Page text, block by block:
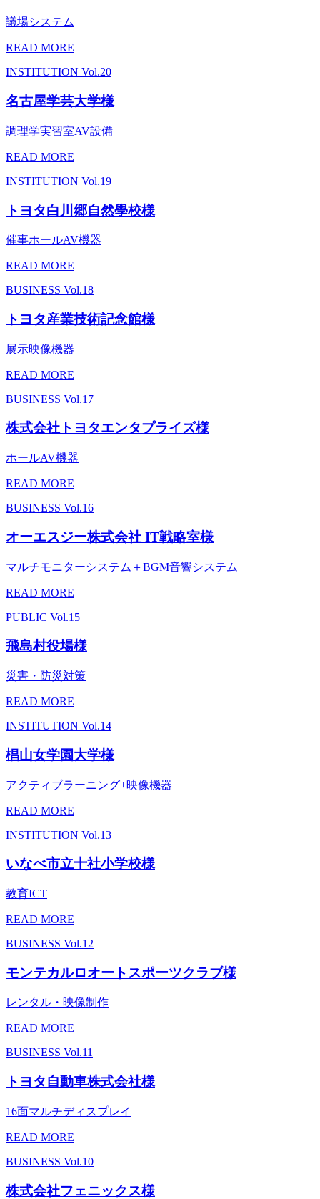
議場システム
READ MORE
INSTITUTION Vol.20
名古屋学芸大学様
調理学実習室AV設備
READ MORE
INSTITUTION Vol.19
トヨタ白川郷自然學校様
催事ホールAV機器
READ MORE
BUSINESS Vol.18
トヨタ産業技術記念館様
展示映像機器
READ MORE
BUSINESS Vol.17
株式会社トヨタエンタプライズ様
ホールAV機器
READ MORE
BUSINESS Vol.16
オーエスジー株式会社 IT戦略室様
マルチモニターシステム＋BGM音響システム
READ MORE
PUBLIC Vol.15
飛島村役場様
災害・防災対策
READ MORE
INSTITUTION Vol.14
椙山女学園大学様
アクティブラーニング+映像機器
READ MORE
INSTITUTION Vol.13
いなべ市立十社小学校様
教育ICT
READ MORE
BUSINESS Vol.12
モンテカルロオートスポーツクラブ様
レンタル・映像制作
READ MORE
BUSINESS Vol.11
トヨタ自動車株式会社様
16面マルチディスプレイ
READ MORE
BUSINESS Vol.10
株式会社フェニックス様